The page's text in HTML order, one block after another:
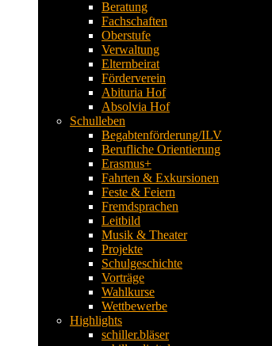
Beratung
Fachschaften
Oberstufe
Verwaltung
Elternbeirat
Förderverein
Abituria Hof
Absolvia Hof
Schulleben
Begabtenförderung/ILV
Berufliche Orientierung
Erasmus+
Fahrten & Exkursionen
Feste & Feiern
Fremdsprachen
Leitbild
Musik & Theater
Projekte
Schulgeschichte
Vorträge
Wahlkurse
Wettbewerbe
Highlights
schiller.bläser